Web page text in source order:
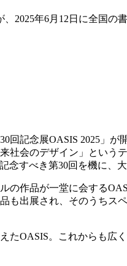
2025年6月12日に全国
回記念展OASIS 2025」
社会のデザイン」という
念すべき第30回を機に、
の作品が一堂に会する
も出展され、そのうち
たOASIS。これからも広